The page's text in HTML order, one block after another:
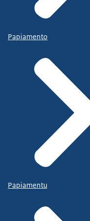
Papiamento
Papiamentu